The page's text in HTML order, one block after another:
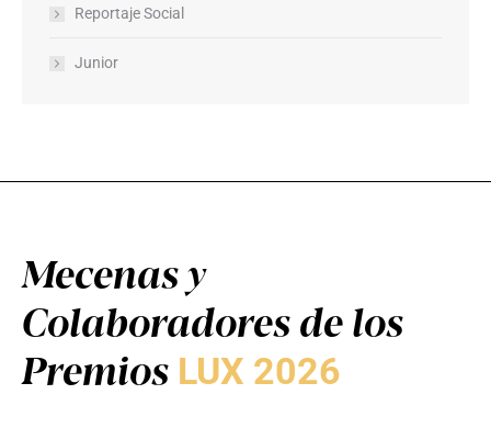
Reportaje Social
Junior
Mecenas y
Colaboradores de los
Premios LUX 2026